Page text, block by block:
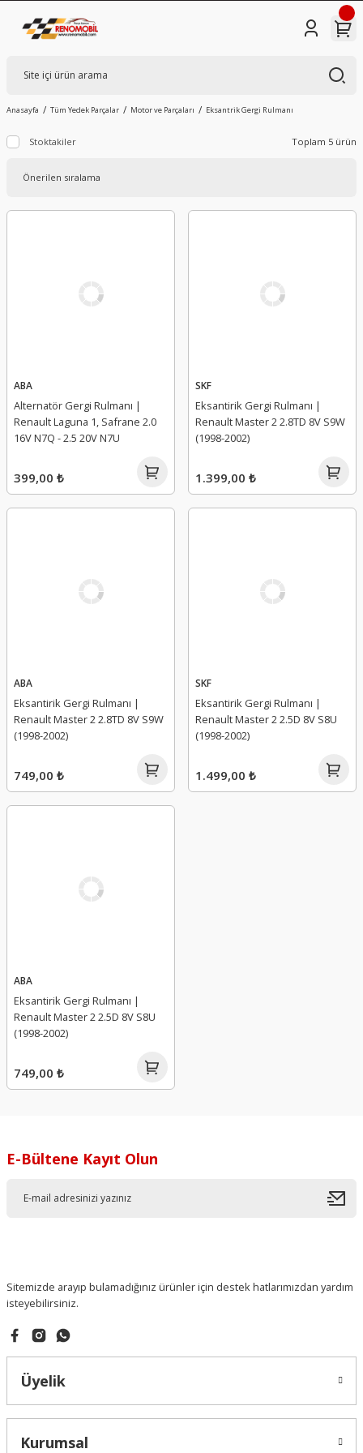
Anasayfa Tüm Yedek Parçalar Motor ve Parçaları Eksantrik Gergi Rulmanı
Stoktakiler Toplam 5 ürün
ABA
Alternatör Gergi Rulmanı |
Renault Laguna 1, Safrane 2.0
16V N7Q - 2.5 20V N7U
399,00 ₺
SKF
Eksantirik Gergi Rulmanı |
Renault Master 2 2.8TD 8V S9W
(1998-2002)
1.399,00 ₺
ABA
Eksantirik Gergi Rulmanı |
Renault Master 2 2.8TD 8V S9W
(1998-2002)
749,00 ₺
SKF
Eksantirik Gergi Rulmanı |
Renault Master 2 2.5D 8V S8U
(1998-2002)
1.499,00 ₺
ABA
Eksantirik Gergi Rulmanı |
Renault Master 2 2.5D 8V S8U
(1998-2002)
749,00 ₺
E-Bültene Kayıt Olun
Sitemizde arayıp bulamadığınız ürünler için destek hatlarımızdan yardım
isteyebilirsiniz.
Üyelik
Kurumsal